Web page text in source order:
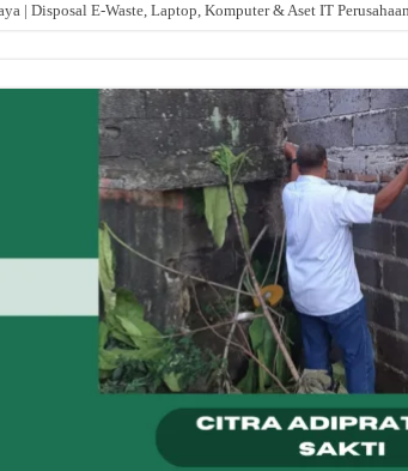
| Disposal E-Waste, Laptop, Komputer & Aset IT